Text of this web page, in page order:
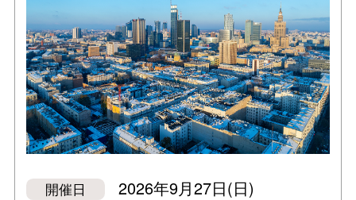
開催日 2026年9月27日(日)